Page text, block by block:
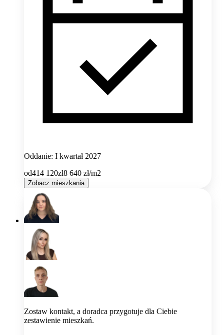
Oddanie: I kwartał 2027
od414 120zł8 640 zł/m2
Zobacz mieszkania
Zostaw kontakt, a doradca przygotuje dla Ciebie
zestawienie mieszkań.